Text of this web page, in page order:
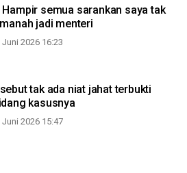
Hampir semua sarankan saya tak
jadi menteri
2026 16:23
tak ada niat jahat terbukti
kasusnya
2026 15:47